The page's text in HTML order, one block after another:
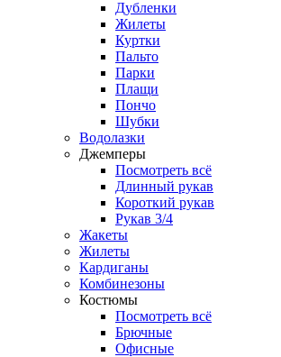
Дубленки
Жилеты
Куртки
Пальто
Парки
Плащи
Пончо
Шубки
Водолазки
Джемперы
Посмотреть всё
Длинный рукав
Короткий рукав
Рукав 3/4
Жакеты
Жилеты
Кардиганы
Комбинезоны
Костюмы
Посмотреть всё
Брючные
Офисные